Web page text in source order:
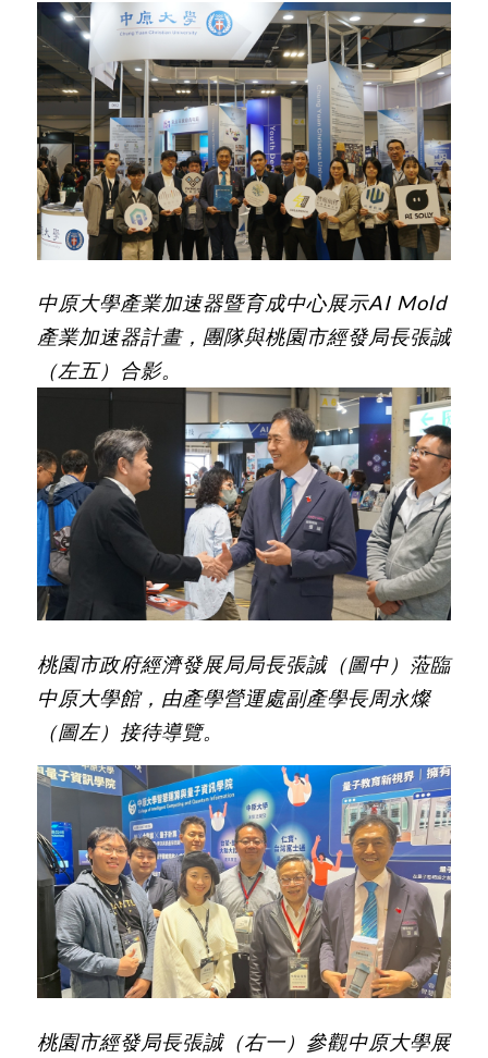
中原大學產業加速器暨育成中心展示AI Mold
產業加速器計畫，團隊與桃園市經發局長張誠
（左五）合影。
桃園市政府經濟發展局局長張誠（圖中）蒞臨
中原大學館，由產學營運處副產學長周永燦
（圖左）接待導覽。
桃園市經發局長張誠（右一）參觀中原大學展